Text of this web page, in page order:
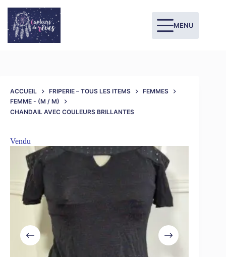
MENU
ACCUEIL FRIPERIE – TOUS LES ITEMS
FEMMES
FEMME - (M / M)
CHANDAIL AVEC COULEURS BRILLANTES
Vendu